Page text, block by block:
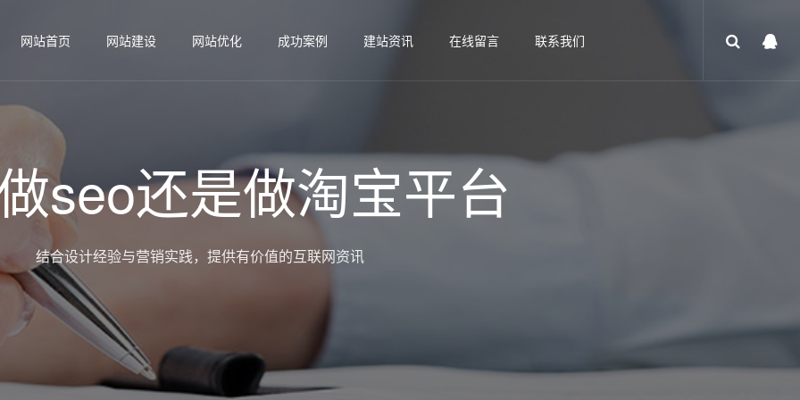
网站首页 网站建设 网站优化 成功案例 建站资讯 在线留言 联系我们
seo还是做淘宝平台
结合设计经验与营销实践，提供有价值的互联网资讯